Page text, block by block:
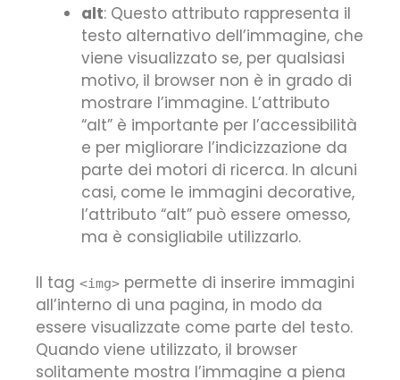
alt: Questo attributo rappresenta il
testo alternativo dell’immagine, che
viene visualizzato se, per qualsiasi
motivo, il browser non è in grado di
mostrare l’immagine. L’attributo
“alt” è importante per l’accessibilità
e per migliorare l’indicizzazione da
parte dei motori di ricerca. In alcuni
casi, come le immagini decorative,
l’attributo “alt” può essere omesso,
ma è consigliabile utilizzarlo.
Il tag <img> permette di inserire immagini
all’interno di una pagina, in modo da
essere visualizzate come parte del testo.
Quando viene utilizzato, il browser
solitamente mostra l’immagine a piena